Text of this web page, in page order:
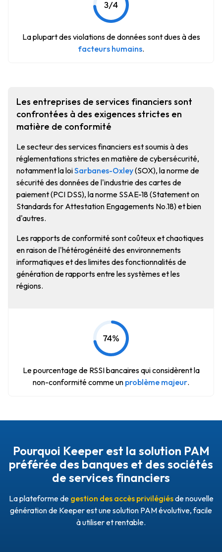
La plupart des violations de données sont dues à des
facteurs humains.
Les entreprises de services financiers sont
confrontées à des exigences strictes en
matière de conformité
Le secteur des services financiers est soumis à des
réglementations strictes en matière de cybersécurité,
notamment la loiSarbanes-Oxley(SOX), la norme de
sécurité des données de l'industrie des cartes de
paiement (PCI DSS), la norme SSAE-18 (Statement on
Standards for Attestation Engagements No.18) et bien
d'autres.
Les rapports de conformité sont coûteux et chaotiques
en raison de l'hétérogénéité des environnements
informatiques et des limites des fonctionnalités de
génération de rapports entre les systèmes et les
régions.
Le pourcentage de RSSI bancaires qui considèrent la
non-conformité comme un problème majeur.
Pourquoi Keeper est la solution PAM
préférée des banques et des sociétés
de services financiers
La plateforme de gestion des accès privilégiésde nouvelle
génération de Keeper est une solution PAM évolutive, facile
à utiliser et rentable.